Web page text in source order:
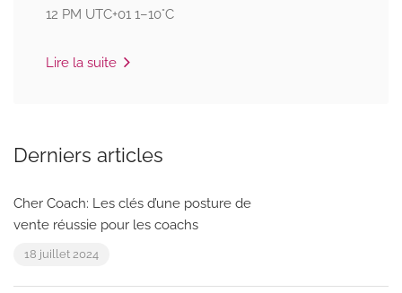
12 PM UTC+01 1–10°C
Lire la suite
Derniers articles
Cher Coach: Les clés d’une posture de
vente réussie pour les coachs
18 juillet 2024